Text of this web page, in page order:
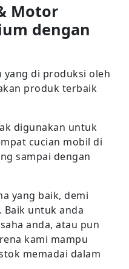
Motor
dengan
yang di produksi oleh
produk terbaik
digunakan untuk
cucian mobil di
sampai dengan
yang baik, demi
Baik untuk anda
anda, atau pun
kami mampu
memadai dalam